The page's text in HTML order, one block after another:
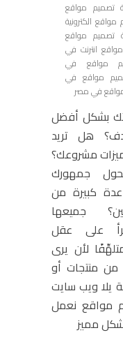
تصميم مواقع
الكترونية
تصميم مواقع
انترنت في
مواقع في
مواقع في
في مصر
بشكل أفضل
هل تريد
مشروعك؟
جمهورك
كبيرة من
جميعها
على عقل
لأن يرى
من منتجات أو
يلا ويب سايت
مواقع نعمل
مميز